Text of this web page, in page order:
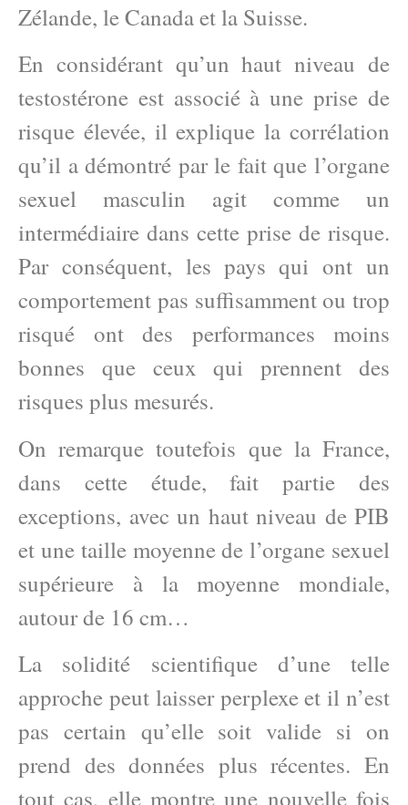
Zélande, le Canada et la Suisse.
En considérant qu’un haut niveau de
testostérone est associé à une prise de
risque élevée, il explique la corrélation
qu’il a démontré par le fait que l’organe
sexuel masculin agit comme un
intermédiaire dans cette prise de risque.
Par conséquent, les pays qui ont un
comportement pas suffisamment ou trop
risqué ont des performances moins
bonnes que ceux qui prennent des
risques plus mesurés.
On remarque toutefois que la France,
dans cette étude, fait partie des
exceptions, avec un haut niveau de PIB
et une taille moyenne de l’organe sexuel
supérieure à la moyenne mondiale,
autour de 16 cm…
La solidité scientifique d’une telle
approche peut laisser perplexe et il n’est
pas certain qu’elle soit valide si on
prend des données plus récentes. En
tout cas, elle montre une nouvelle fois